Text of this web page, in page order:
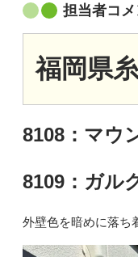
担当者コメ
福岡県
8108：マウ
8109：ガル
外壁色を暗めに落ち